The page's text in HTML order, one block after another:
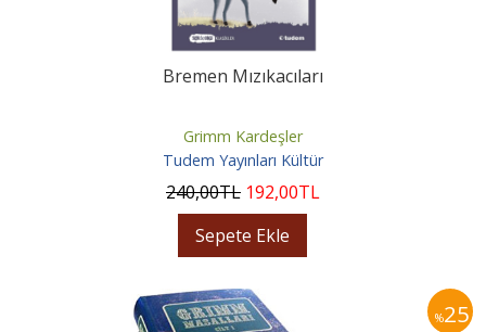
Bremen Mızıkacıları
Grimm Kardeşler
Tudem Yayınları Kültür
240,00TL 192,00TL
Sepete Ekle
%25